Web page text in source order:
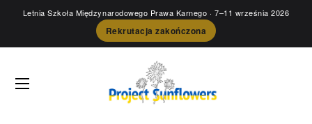
Letnia Szkoła Międzynarodowego Prawa Karnego · 7–11 września 2026
Rekrutacja zakończona